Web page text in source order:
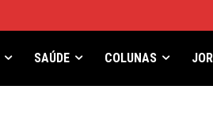
SAÚDE COLUNAS